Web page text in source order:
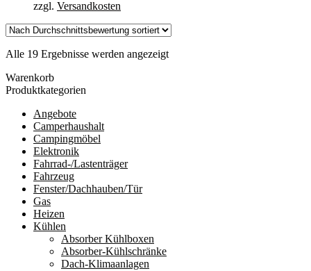
zzgl. Versandkosten
Alle 19 Ergebnisse werden angezeigtNach
Warenkorb
Produktkategorien
Angebote
Camperhaushalt
Campingmöbel
Elektronik
Fahrrad-/Lastenträger
Fahrzeug
Fenster/Dachhauben/Tür
Gas
Heizen
Kühlen
Absorber Kühlboxen
Absorber-Kühlschränke
Dach-Klimaanlagen